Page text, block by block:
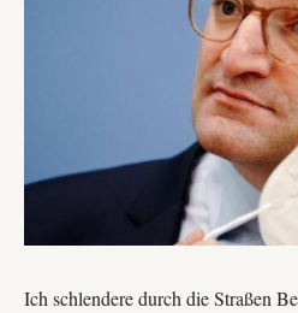
Ich schlendere durch die Straßen